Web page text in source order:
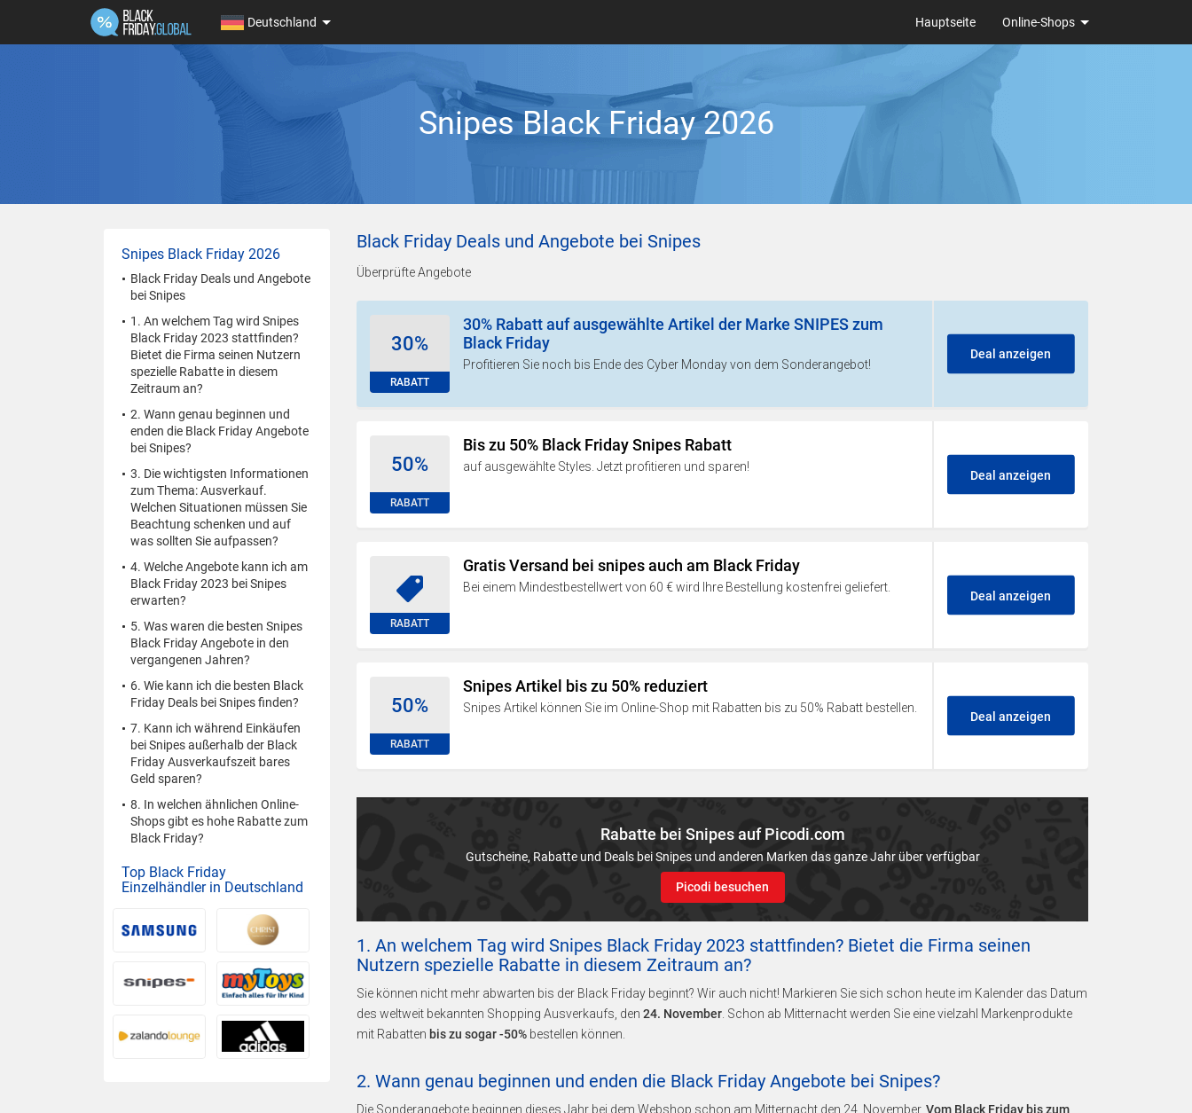
Hauptseite Online-Shops
Deutschland
Snipes Black Friday 2026
Black Friday Deals und Angebote bei Snipes
Überprüfte Angebote
30%
RABATT
30% Rabatt auf ausgewählte Artikel der Marke SNIPES zum
Black Friday
Profitieren Sie noch bis Ende des Cyber Monday von dem Sonderangebot!
Deal anzeigen
50%
RABATT
Bis zu 50% Black Friday Snipes Rabatt
auf ausgewählte Styles. Jetzt profitieren und sparen!
Deal anzeigen
RABATT
Gratis Versand bei snipes auch am Black Friday
Bei einem Mindestbestellwert von 60 € wird Ihre Bestellung kostenfrei geliefert.
Deal anzeigen
50%
RABATT
Snipes Artikel bis zu 50% reduziert
Snipes Artikel können Sie im Online-Shop mit Rabatten bis zu 50% Rabatt bestellen.
Deal anzeigen
Rabatte bei Snipes auf Picodi.com
Gutscheine, Rabatte und Deals bei Snipes und anderen Marken das ganze Jahr über verfügbar
Picodi besuchen
1. An welchem Tag wird Snipes Black Friday 2023 stattfinden? Bietet die Firma seinen
Nutzern spezielle Rabatte in diesem Zeitraum an?
Sie können nicht mehr abwarten bis der Black Friday beginnt? Wir auch nicht! Markieren Sie sich schon heute im Kalender das Datum
des weltweit bekannten Shopping Ausverkaufs, den 24. November . Schon ab Mitternacht werden Sie eine vielzahl Markenprodukte
mit Rabatten bis zu sogar -50% bestellen können.
2. Wann genau beginnen und enden die Black Friday Angebote bei Snipes?
Die Sonderangebote beginnen dieses Jahr bei dem Webshop schon am Mitternacht den 24. November. Vom Black Friday bis zum
Snipes Black Friday 2026
Black Friday Deals und Angebote
bei Snipes
1. An welchem Tag wird Snipes
Black Friday 2023 stattfinden?
Bietet die Firma seinen Nutzern
spezielle Rabatte in diesem
Zeitraum an?
2. Wann genau beginnen und
enden die Black Friday Angebote
bei Snipes?
3. Die wichtigsten Informationen
zum Thema: Ausverkauf.
Welchen Situationen müssen Sie
Beachtung schenken und auf
was sollten Sie aufpassen?
4. Welche Angebote kann ich am
Black Friday 2023 bei Snipes
erwarten?
5. Was waren die besten Snipes
Black Friday Angebote in den
vergangenen Jahren?
6. Wie kann ich die besten Black
Friday Deals bei Snipes finden?
7. Kann ich während Einkäufen
bei Snipes außerhalb der Black
Friday Ausverkaufszeit bares
Geld sparen?
8. In welchen ähnlichen Online-
Shops gibt es hohe Rabatte zum
Black Friday?
Top Black Friday
Einzelhändler in Deutschland